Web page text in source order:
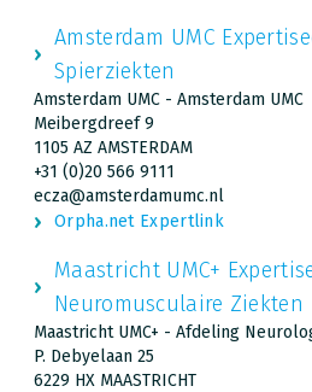
Amsterdam UMC
Spierziekten
Amsterdam UMC - Amsterdam UMC
Meibergdreef 9
1105 AZ AMSTERDAM
+31 (0)20 566 9111
ecza@amsterdamumc.nl
Orpha.net Expertlink
Maastricht UMC+
Neuromusculaire Ziekten
Maastricht UMC+ - Afdeling
P. Debyelaan 25
6229 HX MAASTRICHT